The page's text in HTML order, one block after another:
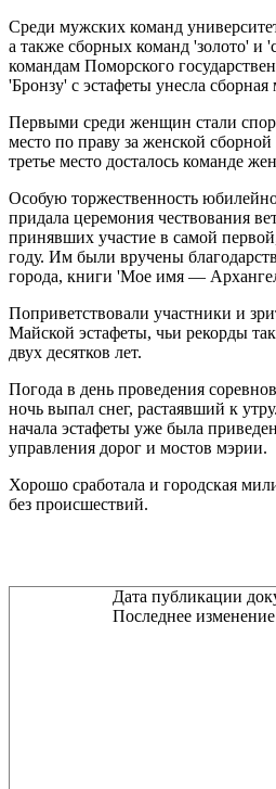
Среди мужских команд
а также сборных команд 'золото' и
командам Поморского
'Бронзу' с эстафеты унесла
Первыми среди женщин стали
место по праву за женской
третье место досталось команде
Особую торжественность
придала церемония чествования
принявших участие в самой
году. Им были вручены
города, книги 'Мое имя —
Поприветствовали участники и
Майской эстафеты, чьи рекорды
двух десятков лет.
Погода в день проведения
ночь выпал снег, растаявший к
начала эстафеты уже была
управления дорог и мостов мэрии.
Хорошо сработала и городская
без происшествий.
Дата публикации
Последнее